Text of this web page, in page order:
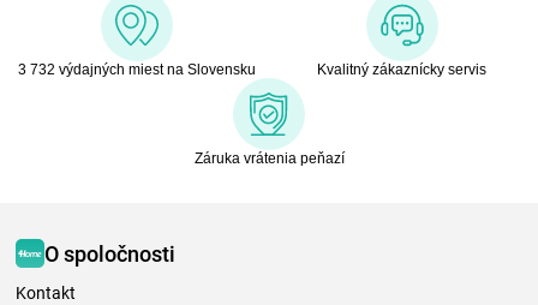
3 732 výdajných miest na Slovensku Kvalitný zákaznícky servis
Záruka vrátenia peňazí
O spoločnosti
Kontakt